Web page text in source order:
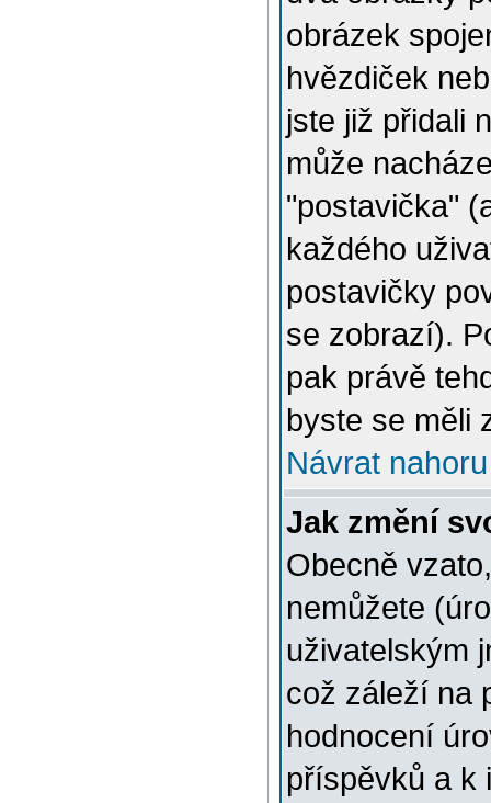
obrázek
hvězdiček
jste již přidali
může
"postavička"
každého
postavičky
se zobrazí).
pak právě
byste se měli
Návrat nahoru
Jak změní
Obecně
nemůžete
uživatelským
což záleží na
hodnocení
příspěvků a k